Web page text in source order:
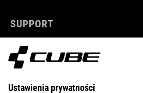
SUPPORT
ABOUT US